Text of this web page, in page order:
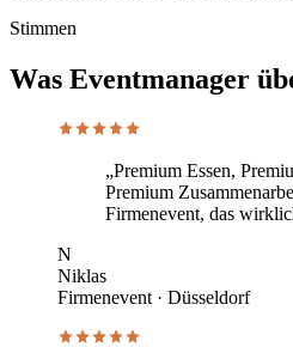
Stimmen
Was Eventmanager
„Premium Essen,
Premium
Firmenevent, das
N
Niklas
Firmenevent · Düsseldorf